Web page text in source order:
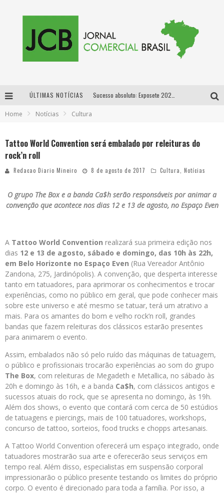
ÚLTIMAS NOTÍCIAS
Home Notícias Cultura
Tattoo World Convention será embalado por releituras do
rock’n roll
Redacao Diario Mineiro 8 de agosto de 2017 Cultura Notícias
O grupo The Box e a banda Ca$h serão responsáveis por animar a
convenção que acontece nos dias 12 e 13 de agosto, no Espaço Even
A Tattoo World Convention realizará sua primeira edição nos
dias 12 e 13 de agosto, sábado e domingo, das 10h às 22h,
em Belo Horizonte no Espaço Even (Rua Vereador Antônio
Zandona, 275, Jardinópolis). A convenção, que desperta interesse
tanto em tatuadores, para aprimorar os conhecimentos e trocar
experiências, como no público em geral, que pode conhecer mais
sobre este universo e até mesmo se tatuar, terá um atrativo a
mais. Para os amantes do bom e velho rock’n roll, grandes
bandas que fazem releituras dos clássicos estarão presentes
para animarem o evento.
Assim, embalados não só pelo ruído das máquinas de tatuagem,
o público e profissionais trocarão experiências ao som do grupo
The Box, com releituras de Megadeth e Metallica, no sábado às
20h e domingo às 16h, e a banda Ca$h, com clássicos antigos e
sucessos atuais do rock, que se apresenta no domingo, às 19h.
Além dos shows, o evento que contará com cerca de 50 estúdios
de tatuagens e piercings, mais de 100 tatuadores, workshops,
concurso de tattoo, sorteios, food trucks e chopps artesanais.
A Tattoo World Convention oferecerá um espaço integrado, onde
tatuadores mostrarão sua arte e oferecerão seus serviços em
tempo real. Além disso, especialistas em suspensão corporal
impressionarão o público presente testando os limites do próprio
corpo. O evento é direcionado para toda a família. Por isso, a